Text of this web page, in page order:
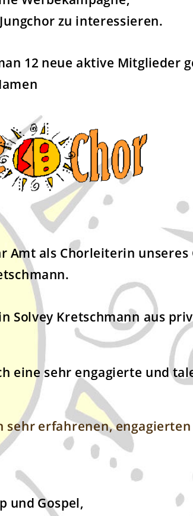
zu interessieren.
12 neue aktive Mitglieder
Amt als Chorleiterin unseres
Solvey Kretschmann aus
eine sehr engagierte und
sehr erfahrenen,
und Gospel,